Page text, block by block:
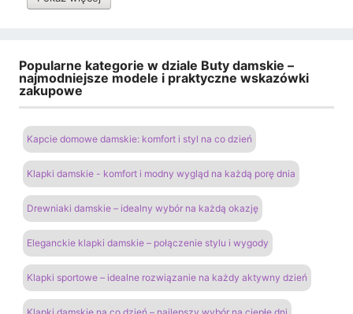
Popularne kategorie w dziale Buty damskie –
najmodniejsze modele i praktyczne wskazówki
zakupowe
Kapcie domowe damskie: komfort i styl na co dzień
Klapki damskie - komfort i modny wygląd na każdą porę dnia
Drewniaki damskie – idealny wybór na każdą okazję
Eleganckie klapki damskie – połączenie stylu i wygody
Klapki sportowe – idealne rozwiązanie na każdy aktywny dzień